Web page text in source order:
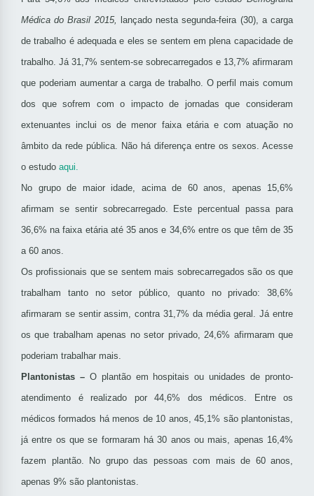
Médica do Brasil 2015,
lançado nesta segunda-feira (30), a carga
de trabalho é adequada e eles se sentem em plena capacidade de
trabalho. Já 31,7% sentem-se sobrecarregados e 13,7% afirmaram
que poderiam aumentar a carga de trabalho. O perfil mais comum
dos que sofrem com o impacto de jornadas que consideram
extenuantes inclui os de menor faixa etária e com atuação no
âmbito da rede pública. Não há diferença entre os sexos. Acesse
o estudo aqui.
No grupo de maior idade, acima de 60 anos, apenas 15,6%
afirmam se sentir sobrecarregado. Este percentual passa para
36,6% na faixa etária até 35 anos e 34,6% entre os que têm de 35
a 60 anos.
Os profissionais que se sentem mais sobrecarregados são os que
trabalham tanto no setor público, quanto no privado: 38,6%
afirmaram se sentir assim, contra 31,7% da média geral. Já entre
os que trabalham apenas no setor privado, 24,6% afirmaram que
poderiam trabalhar mais.
Plantonistas – O plantão em hospitais ou unidades de pronto-
atendimento é realizado por 44,6% dos médicos. Entre os
médicos formados há menos de 10 anos, 45,1% são plantonistas,
já entre os que se formaram há 30 anos ou mais, apenas 16,4%
fazem plantão. No grupo das pessoas com mais de 60 anos,
apenas 9% são plantonistas.